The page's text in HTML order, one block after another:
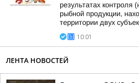
результатах контроля
рыбной продукции,
территории двух
10:01
ЛЕНТА НОВОСТЕЙ